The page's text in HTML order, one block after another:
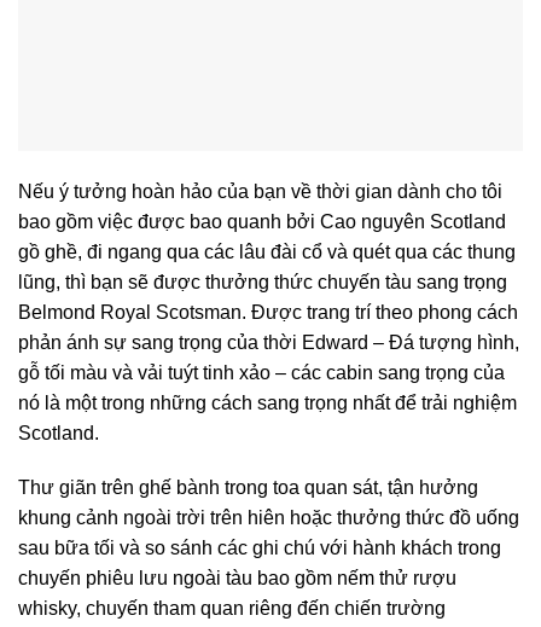
Nếu ý tưởng hoàn hảo của bạn về thời gian dành cho tôi
bao gồm việc được bao quanh bởi Cao nguyên Scotland
gồ ghề, đi ngang qua các lâu đài cổ và quét qua các thung
lũng, thì bạn sẽ được thưởng thức chuyến tàu sang trọng
Belmond Royal Scotsman. Được trang trí theo phong cách
phản ánh sự sang trọng của thời Edward – Đá tượng hình,
gỗ tối màu và vải tuýt tinh xảo – các cabin sang trọng của
nó là một trong những cách sang trọng nhất để trải nghiệm
Scotland.
Thư giãn trên ghế bành trong toa quan sát, tận hưởng
khung cảnh ngoài trời trên hiên hoặc thưởng thức đồ uống
sau bữa tối và so sánh các ghi chú với hành khách trong
chuyến phiêu lưu ngoài tàu bao gồm nếm thử rượu
whisky, chuyến tham quan riêng đến chiến trường